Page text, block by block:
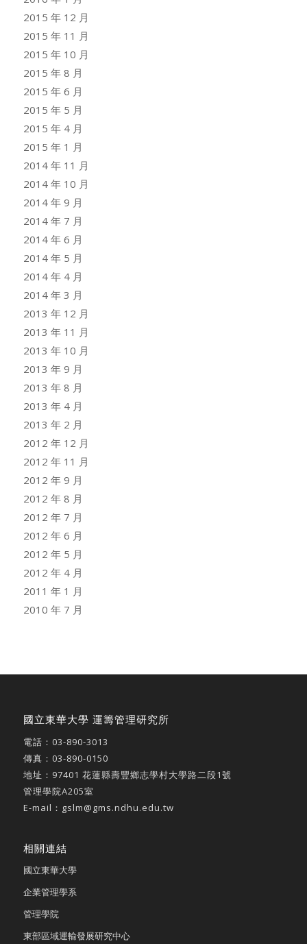
2015 年 12 月
2015 年 11 月
2015 年 10 月
2015 年 8 月
2015 年 6 月
2015 年 5 月
2015 年 4 月
2015 年 1 月
2014 年 11 月
2014 年 10 月
2014 年 9 月
2014 年 7 月
2014 年 6 月
2014 年 5 月
2014 年 4 月
2014 年 3 月
2013 年 12 月
2013 年 11 月
2013 年 10 月
2013 年 9 月
2013 年 8 月
2013 年 4 月
2013 年 2 月
2012 年 12 月
2012 年 11 月
2012 年 9 月
2012 年 8 月
2012 年 7 月
2012 年 6 月
2012 年 5 月
2012 年 4 月
2011 年 1 月
2010 年 7 月
國立東華大學 運籌管理研究所
電話： 03-890-3013
傳真：03-890-0150
地址： 97401 花蓮縣壽豐鄉志學村大學路二段1號
管理學院A205室
E-mail： gslm@gms.ndhu.edu.tw
相關連結
國立東華大學
企業管理學系
管理學院
東部區域運輸發展研究中心